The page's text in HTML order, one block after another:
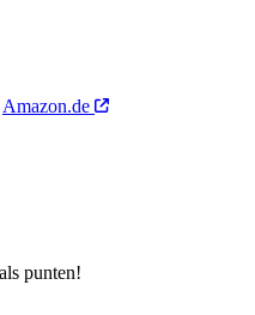
Amazon.de
punten!